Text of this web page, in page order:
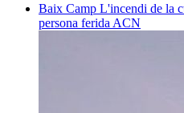
Baix Camp L'incendi de la
persona ferida ACN